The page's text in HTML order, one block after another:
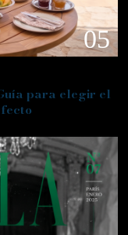
05
para elegir el